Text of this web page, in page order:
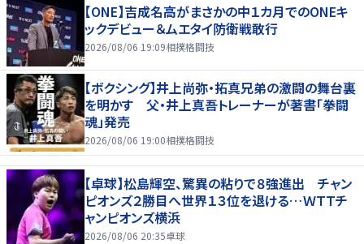
【ONE】吉成名高がまさかの中１カ月でのONEキ
ックデビュー＆ムエタイ防衛戦敢行
2026/08/06 19:09相撲格闘技
【ボクシング】井上尚弥・拓真兄弟の激闘の舞台裏
を明かす 父・井上真吾トレーナーが著書「拳闘
魂」発売
2026/08/06 19:00相撲格闘技
【卓球】松島輝空、驚異の粘りで８強進出 チャン
ピオンズ２勝目へ世界１３位を退ける…ＷＴＴチ
ャンピオンズ横浜
2026/08/06 20:35卓球